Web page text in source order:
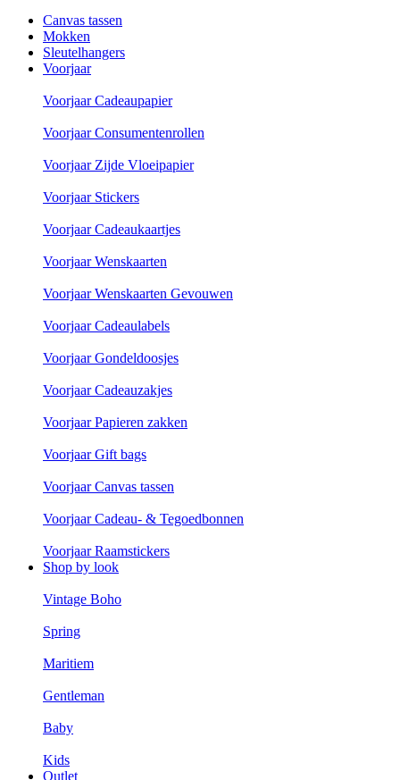
Canvas tassen
Mokken
Sleutelhangers
Voorjaar
Voorjaar Cadeaupapier
Voorjaar Consumentenrollen
Voorjaar Zijde Vloeipapier
Voorjaar Stickers
Voorjaar Cadeaukaartjes
Voorjaar Wenskaarten
Voorjaar Wenskaarten Gevouwen
Voorjaar Cadeaulabels
Voorjaar Gondeldoosjes
Voorjaar Cadeauzakjes
Voorjaar Papieren zakken
Voorjaar Gift bags
Voorjaar Canvas tassen
Voorjaar Cadeau- & Tegoedbonnen
Voorjaar Raamstickers
Shop by look
Vintage Boho
Spring
Maritiem
Gentleman
Baby
Kids
Outlet